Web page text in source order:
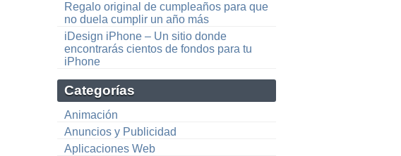
Regalo original de cumpleaños para que
no duela cumplir un año más
iDesign iPhone – Un sitio donde
encontrarás cientos de fondos para tu
iPhone
Categorías
Animación
Anuncios y Publicidad
Aplicaciones Web